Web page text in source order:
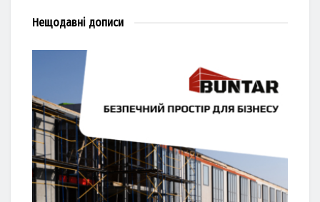
Нещодавні дописи